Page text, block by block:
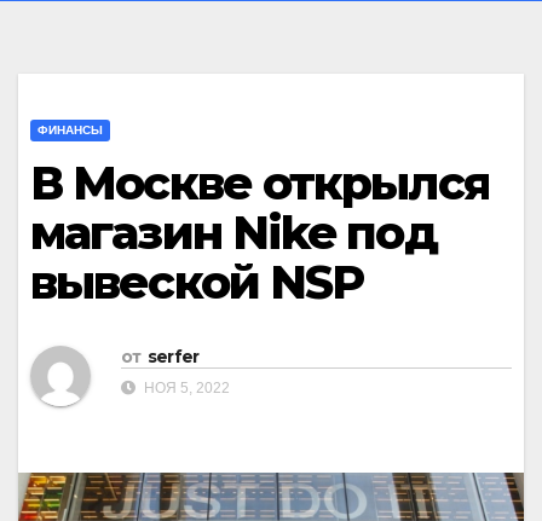
ФИНАНСЫ
В Москве открылся
магазин Nike под
вывеской NSP
от serfer
НОЯ 5, 2022